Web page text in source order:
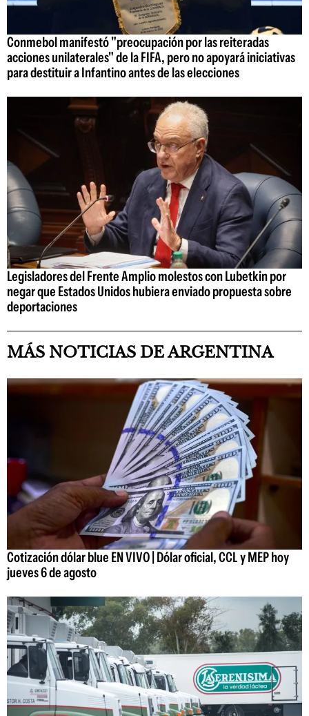
Conmebol manifestó "preocupación por las reiteradas
acciones unilaterales" de la FIFA, pero no apoyará iniciativas
para destituir a Infantino antes de las elecciones
Legisladores del Frente Amplio molestos con Lubetkin por
negar que Estados Unidos hubiera enviado propuesta sobre
deportaciones
MÁS NOTICIAS DE ARGENTINA
Cotización dólar blue EN VIVO | Dólar oficial, CCL y MEP hoy
jueves 6 de agosto